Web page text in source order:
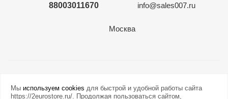
88003011670 info@sales007.ru
Москва
Мы используем cookies для быстрой и удобной работы сайта
https://2eurostore.ru/. Продолжая пользоваться сайтом,